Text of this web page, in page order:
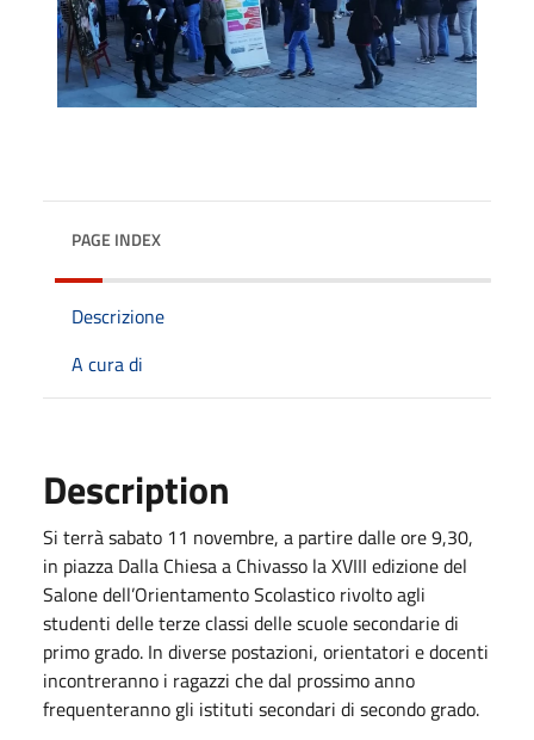
PAGE INDEX
Descrizione
A cura di
Description
Si terrà sabato 11 novembre, a partire dalle ore 9,30,
in piazza Dalla Chiesa a Chivasso la XVIII edizione del
Salone dell’Orientamento Scolastico rivolto agli
studenti delle terze classi delle scuole secondarie di
primo grado. In diverse postazioni, orientatori e docenti
incontreranno i ragazzi che dal prossimo anno
frequenteranno gli istituti secondari di secondo grado.